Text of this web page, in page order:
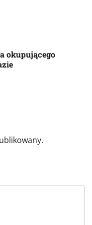
okupującego